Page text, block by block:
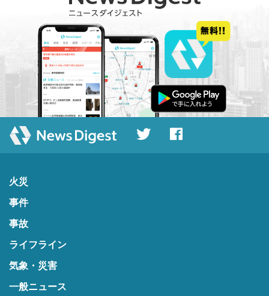
火災
事件
事故
ライフライン
気象・災害
一般ニュース